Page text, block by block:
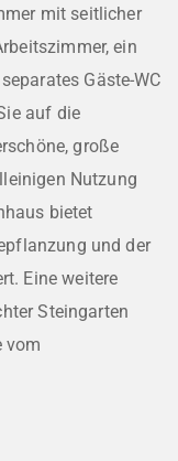
mit seitlicher
ein
Gäste-WC
auf die
große
Nutzung
bietet
und der
Eine weitere
Steingarten
vom